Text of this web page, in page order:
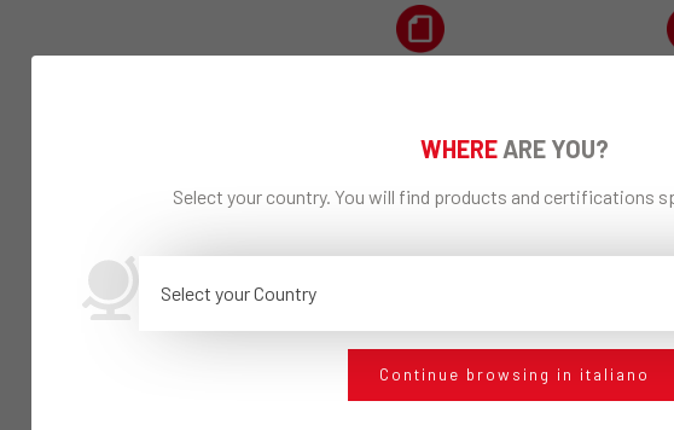
LINEE GUIDA SUL
MICROPLASTICHE
CONDIVIDI
WHERE ARE YOU?
Select your country. You will find products and certifications
Select your Country
Continue browsing in italiano